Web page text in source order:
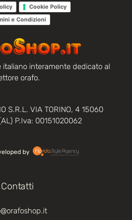
Cookie Policy
e Condizioni
italiano interamente dedicato al
orafo.
S.R.L. VIA TORINO, 4 15060
P.Iva: 00151020062
Contatti